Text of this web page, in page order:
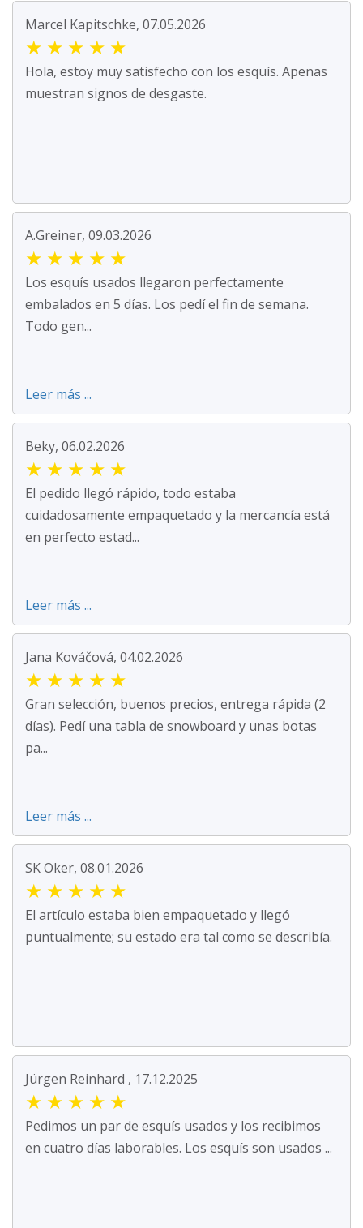
Marcel Kapitschke, 07.05.2026
★ ★ ★ ★ ★
Hola, estoy muy satisfecho con los esquís. Apenas
muestran signos de desgaste.
A.Greiner, 09.03.2026
★ ★ ★ ★ ★
Los esquís usados llegaron perfectamente
embalados en 5 días. Los pedí el fin de semana.
Todo gen...
Leer más ...
Beky, 06.02.2026
★ ★ ★ ★ ★
El pedido llegó rápido, todo estaba
cuidadosamente empaquetado y la mercancía está
en perfecto estad...
Leer más ...
Jana Kováčová, 04.02.2026
★ ★ ★ ★ ★
Gran selección, buenos precios, entrega rápida (2
días). Pedí una tabla de snowboard y unas botas
pa...
Leer más ...
SK Oker, 08.01.2026
★ ★ ★ ★ ★
El artículo estaba bien empaquetado y llegó
puntualmente; su estado era tal como se describía.
Jürgen Reinhard , 17.12.2025
★ ★ ★ ★ ★
Pedimos un par de esquís usados y los recibimos
en cuatro días laborables. Los esquís son usados ...